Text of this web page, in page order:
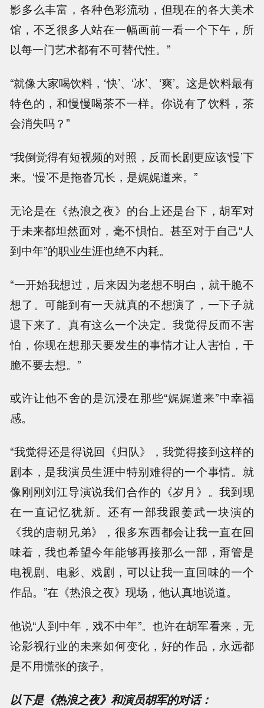
影多么丰富，各种色彩流动，但现在的各大美术
馆，不乏很多人站在一幅画前一看一个下午，所
以每一门艺术都有不可替代性。”
“就像大家喝饮料，‘快’、‘冰’、‘爽’。这是饮料最有
特色的，和慢慢喝茶不一样。你说有了饮料，茶
会消失吗？”
“我倒觉得有短视频的对照，反而长剧更应该‘慢’下
来。‘慢’不是拖沓冗长，是娓娓道来。”
无论是在《热浪之夜》的台上还是台下，胡军对
于未来都坦然面对，毫不惧怕。甚至对于自己“人
到中年”的职业生涯也绝不内耗。
“一开始我想过，后来因为老想不明白，就干脆不
想了。可能到有一天就真的不想演了，一下子就
退下来了。真有这么一个决定。我觉得反而不害
怕，你现在想那天要发生的事情才让人害怕，干
脆不要去想。”
或许让他不舍的是沉浸在那些“娓娓道来”中幸福
感。
“我觉得还是得说回《归队》，我觉得接到这样的
剧本，是我演员生涯中特别难得的一个事情。就
像刚刚刘江导演说我们合作的《岁月》。我到现
在一直记忆犹新。还有一部我跟姜武一块演的
《我的唐朝兄弟》，很多东西都会让我一直在回
味着，我也希望今年能够再接那么一部，甭管是
电视剧、电影、戏剧，可以让我一直回味的一个
作品。”在《热浪之夜》现场，他认真地说道。
他说“人到中年，戏不中年”。也许在胡军看来，无
论影视行业的未来如何变化，好的作品，永远都
是不用慌张的孩子。
以下是《热浪之夜》和演员胡军的对话：